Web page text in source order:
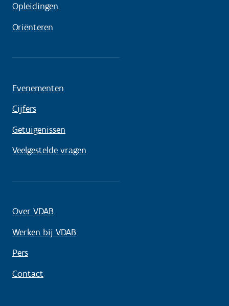
Opleidingen
Oriënteren
Evenementen
Cijfers
Getuigenissen
Veelgestelde vragen
Over VDAB
Werken bij VDAB
Pers
Contact